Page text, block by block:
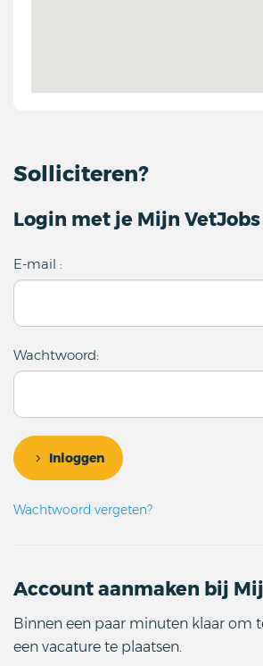
Solliciteren?
Login met je Mijn
E-mail :
Wachtwoord:
Inloggen
Wachtwoord vergeten?
Account aanmaken bij
Binnen een paar minuten klaar om
een vacature te plaatsen.